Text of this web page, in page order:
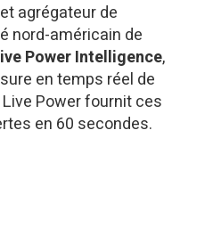
agrégateur de
nord-américain de
Power Intelligence,
en temps réel de
Power fournit ces
en 60 secondes.